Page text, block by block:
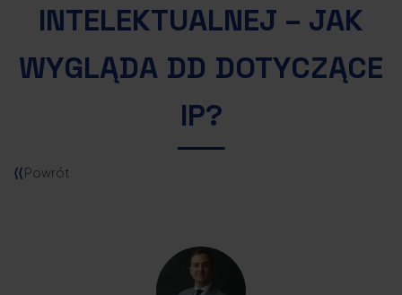
INTELEKTUALNEJ – JAK
WYGLĄDA DD DOTYCZĄCE
IP?
⟨⟨Powrót